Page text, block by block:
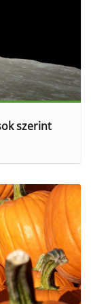
szerint